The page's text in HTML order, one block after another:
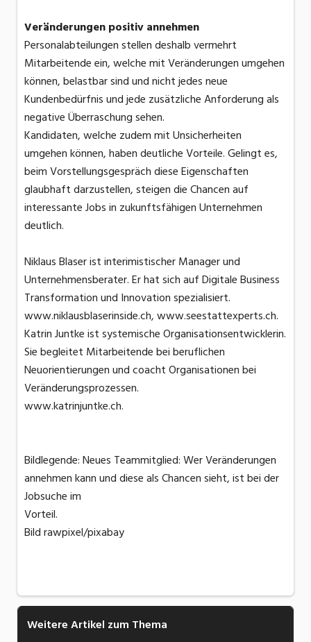
Veränderungen positiv annehmen
Personalabteilungen stellen deshalb vermehrt
Mitarbeitende ein, welche mit Veränderungen umgehen
können, belastbar sind und nicht jedes neue
Kundenbedürfnis und jede zusätzliche Anforderung als
negative Überraschung sehen.
Kandidaten, welche zudem mit Unsicherheiten
umgehen können, haben deutliche Vorteile. Gelingt es,
beim Vorstellungsgespräch diese Eigenschaften
glaubhaft darzustellen, steigen die Chancen auf
interessante Jobs in zukunftsfähigen Unternehmen
deutlich.
Niklaus Blaser ist interimistischer Manager und
Unternehmensberater. Er hat sich auf Digitale Business
Transformation und Innovation spezialisiert.
www.niklausblaserinside.ch, www.seestattexperts.ch.
Katrin Juntke ist systemische Organisationsentwicklerin.
Sie begleitet Mitarbeitende bei beruflichen
Neuorientierungen und coacht Organisationen bei
Veränderungsprozessen.
www.katrinjuntke.ch.
Bildlegende: Neues Teammitglied: Wer Veränderungen
annehmen kann und diese als Chancen sieht, ist bei der
Jobsuche im
Bild rawpixel/pixabay
Weitere Artikel zum Thema